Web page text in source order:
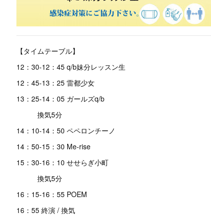
【タイムテーブル】
12：30-12：45 q/b妹分レッスン生
12：45-13：25 雷都少女
13：25-14：05 ガールズq/b
換気5分
14：10-14：50 ペペロンチーノ
14：50-15：30 Me-rise
15：30-16：10 せせらぎ小町
換気5分
16：15-16：55 POEM
16：55 終演 / 換気